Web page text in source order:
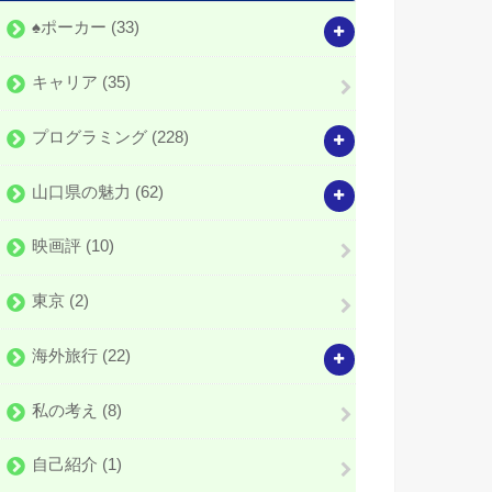
♠️ポーカー (33)
キャリア (35)
プログラミング (228)
山口県の魅力 (62)
映画評 (10)
東京 (2)
海外旅行 (22)
私の考え (8)
自己紹介 (1)